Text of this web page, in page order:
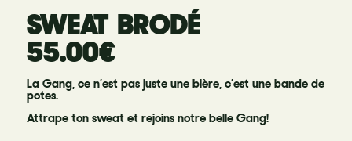
SWEAT BRODÉ
55.00€
La Gang, ce n’est pas juste une bière, c’est une bande de
potes.
Attrape ton sweat et rejoins notre belle Gang!